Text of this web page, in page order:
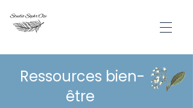
Ressources bien-
être